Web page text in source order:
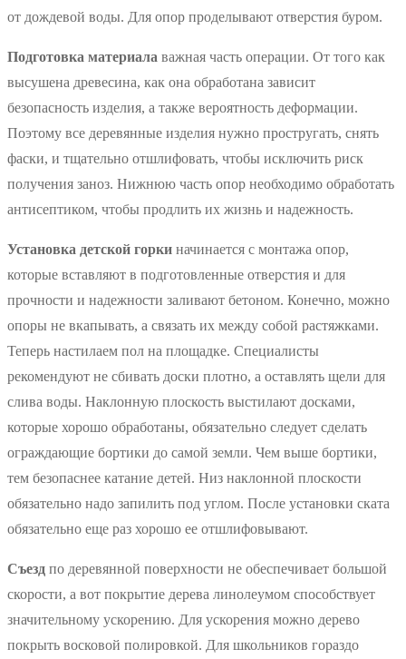
от дождевой воды. Для опор проделывают отверстия буром.
Подготовка материала важная часть операции. От того как
высушена древесина, как она обработана зависит
безопасность изделия, а также вероятность деформации.
Поэтому все деревянные изделия нужно простругать, снять
фаски, и тщательно отшлифовать, чтобы исключить риск
получения заноз. Нижнюю часть опор необходимо обработать
антисептиком, чтобы продлить их жизнь и надежность.
Установка детской горки начинается с монтажа опор,
которые вставляют в подготовленные отверстия и для
прочности и надежности заливают бетоном. Конечно, можно
опоры не вкапывать, а связать их между собой растяжками.
Теперь настилаем пол на площадке. Специалисты
рекомендуют не сбивать доски плотно, а оставлять щели для
слива воды. Наклонную плоскость выстилают досками,
которые хорошо обработаны, обязательно следует сделать
ограждающие бортики до самой земли. Чем выше бортики,
тем безопаснее катание детей. Низ наклонной плоскости
обязательно надо запилить под углом. После установки ската
обязательно еще раз хорошо ее отшлифовывают.
Съезд по деревянной поверхности не обеспечивает большой
скорости, а вот покрытие дерева линолеумом способствует
значительному ускорению. Для ускорения можно дерево
покрыть восковой полировкой. Для школьников гораздо